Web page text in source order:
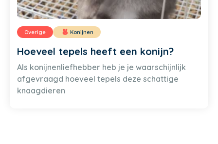
Overige Konijnen
Hoeveel tepels heeft een konijn?
Als konijnenliefhebber heb je je waarschijnlijk
afgevraagd hoeveel tepels deze schattige
knaagdieren